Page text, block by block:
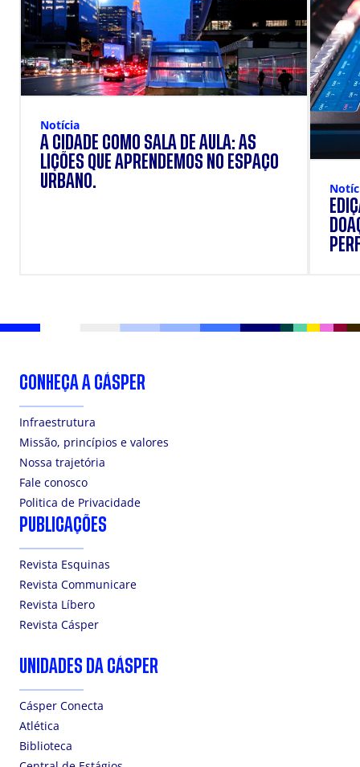
Notícia
A CIDADE COMO SALA DE AULA: AS
LIÇÕES QUE APRENDEMOS NO ESPAÇO
URBANO.
CONHEÇA A CÁSPER
Infraestrutura
Missão, princípios e valores
Nossa trajetória
Fale conosco
Politica de Privacidade
PUBLICAÇÕES
Revista Esquinas
Revista Communicare
Revista Líbero
Revista Cásper
UNIDADES DA CÁSPER
Cásper Conecta
Atlética
Biblioteca